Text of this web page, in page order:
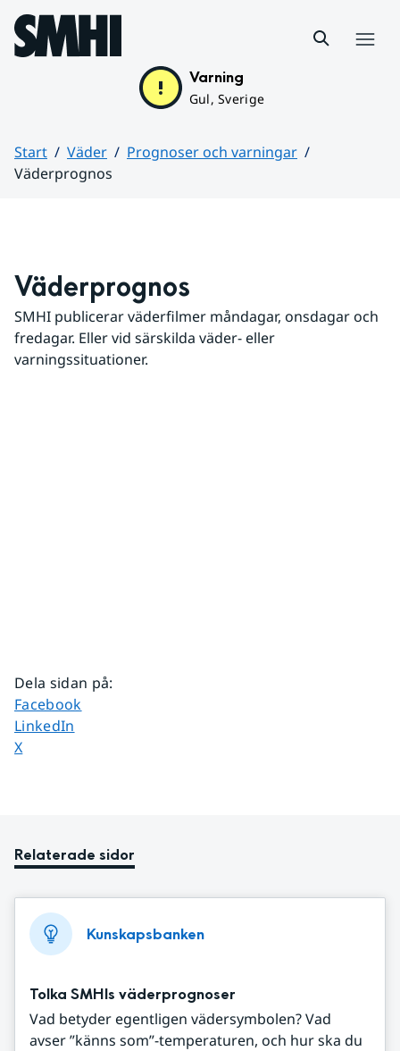
Hoppa till sidans innehåll
Varning
Gul, Sverige
Start Väder
Prognoser och varningar
Väderprognos
Väderprognos
SMHI publicerar väderfilmer måndagar, onsdagar och
fredagar. Eller vid särskilda väder- eller
varningssituationer.
Dela sidan på:
Dela sidan på
Facebook
Dela sidan på
LinkedIn
Dela sidan på
X
Relaterade sidor
Kunskapsbanken
Tolka SMHIs väderprognoser
Vad betyder egentligen vädersymbolen? Vad
avser ”känns som”-temperaturen, och hur ska du